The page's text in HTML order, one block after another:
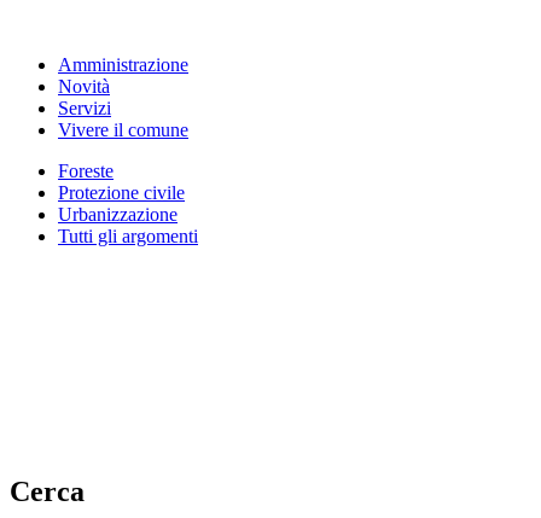
Amministrazione
Novità
Servizi
Vivere il comune
Foreste
Protezione civile
Urbanizzazione
Tutti gli argomenti
Cerca